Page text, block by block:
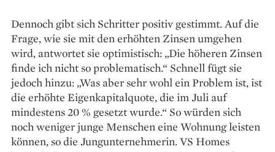
Dennoch gibt sich Schritter positiv gestimmt. Auf die
Frage, wie sie mit den erhöhten Zinsen umgehen
wird, antwortet sie optimistisch: „Die höheren Zinsen
finde ich nicht so proble­matisch.“ Schnell fügt sie
jedoch hinzu: „Was aber sehr wohl ein Problem ist, ist
die erhöhte Eigenkapitalquote, die im Juli auf
mindestens 20 % gesetzt wurde.“ So würden sich
noch weniger junge Menschen eine Wohnung leisten
können, so die Jungunternehmerin. VS Homes